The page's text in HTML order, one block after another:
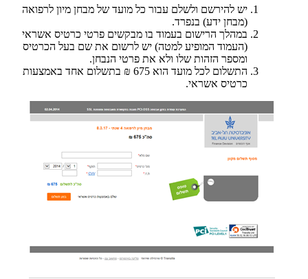
יש להירשם ולשלם עבור כל מועד של מבחן מיון לרפואה
(מבחן ידע) בנפרד.
במהלך הרישום בעמוד בו מבקשים פרטי כרטיס אשראי
(העמוד המופיע למטה) יש לרשום את שם בעל הכרטיס
ומספר הזהות שלו ולא את פרטי הנבחן.
התשלום לכל מועד הוא 675 ₪ בתשלום אחד באמצעות
כרטיס אשראי.